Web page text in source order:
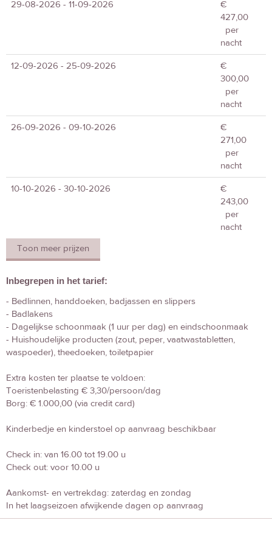
29-08-2026 - 11-09-2026
€
427,00
per
nacht
12-09-2026 - 25-09-2026
€
300,00
per
nacht
26-09-2026 - 09-10-2026
€
271,00
per
nacht
10-10-2026 - 30-10-2026
€
243,00
per
nacht
Toon meer prijzen
Inbegrepen in het tarief:
- Bedlinnen, handdoeken, badjassen en slippers
- Badlakens
- Dagelijkse schoonmaak (1 uur per dag) en eindschoonmaak
- Huishoudelijke producten (zout, peper, vaatwastabletten,
waspoeder), theedoeken, toiletpapier
Extra kosten ter plaatse te voldoen:
Toeristenbelasting € 3,30/persoon/dag
Borg: € 1.000,00 (via credit card)
Kinderbedje en kinderstoel op aanvraag beschikbaar
Check in: van 16.00 tot 19.00 u
Check out: voor 10.00 u
Aankomst- en vertrekdag: zaterdag en zondag
In het laagseizoen afwijkende dagen op aanvraag